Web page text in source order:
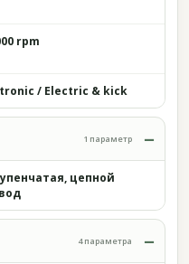
rpm
/ Electric & kick
1 параметр
цепной
4 параметра